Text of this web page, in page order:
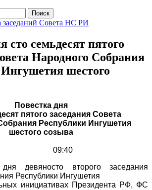
заседаний Совета НС РИ
сто семьдесят пятого
Народного Собрания
шестого
Повестка дня
пятого заседания Совета
Республики Ингушетия
шестого созыва
09:40
девяносто второго заседания
Республики Ингушетия
инициативах Президента РФ, ФС